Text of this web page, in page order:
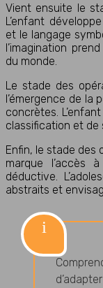
Vient ensuite le
L’enfant
et le langage
l’imagination
du monde.
Le stade des
l’émergence de la
concrètes.
classification et de
Enfin, le stade des
marque l’accès
déductive.
abstraits et